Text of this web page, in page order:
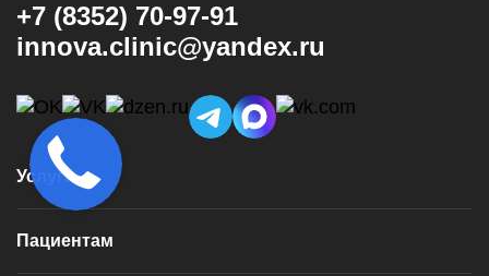
+7 (8352) 70-97-91
innova.clinic@yandex.ru
Услуги
Консультация и диагностика
Пациентам